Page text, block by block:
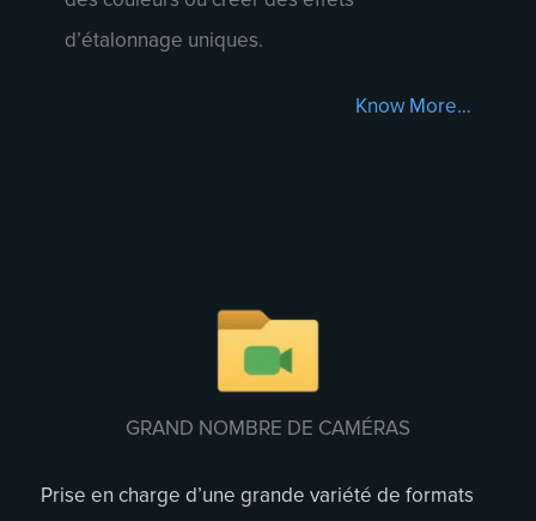
d’étalonnage uniques.
Know More…
GRAND NOMBRE DE CAMÉRAS
Prise en charge d’une grande variété de formats